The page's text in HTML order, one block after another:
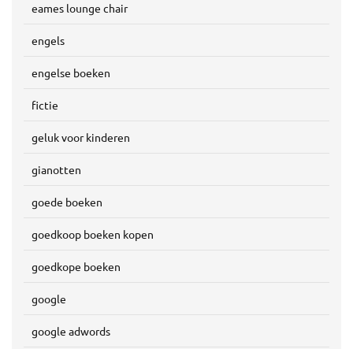
eames lounge chair
engels
engelse boeken
fictie
geluk voor kinderen
gianotten
goede boeken
goedkoop boeken kopen
goedkope boeken
google
google adwords